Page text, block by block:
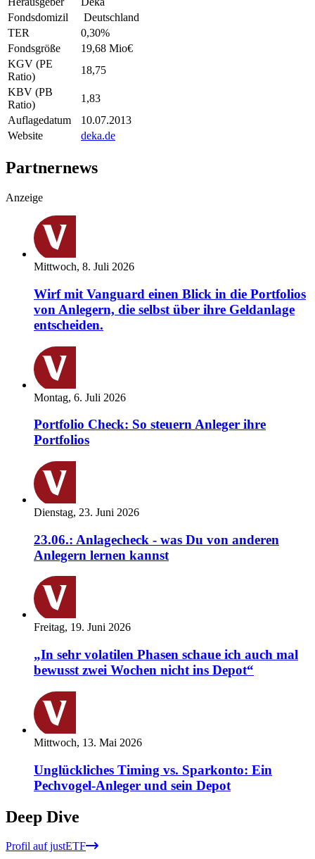
Fondsdomizil
Deutschland
TER
0,30%
Fondsgröße
19,68 Mio€
KGV (PE
Ratio)
18,75
KBV (PB
Ratio)
1,83
Auflagedatum
10.07.2013
Website
deka.de
Partnernews
Anzeige
Mittwoch, 8. Juli 2026
Wirf mit Vanguard einen Blick in die Portfolios
von Anlegern, die selbst über ihre Geldanlage
entscheiden.
Montag, 6. Juli 2026
Portfolio Check: So steuern Anleger ihre
Portfolios
Dienstag, 23. Juni 2026
23.06.: Anlagecheck - was Du von anderen
Anlegern lernen kannst
Freitag, 19. Juni 2026
„In sehr volatilen Phasen schaue ich auch mal
bewusst zwei Wochen nicht ins Depot“
Mittwoch, 13. Mai 2026
Unglückliches Timing vs. Sparkonto: Ein
Pechvogel-Anleger und sein Depot
Deep Dive
Profil auf justETF